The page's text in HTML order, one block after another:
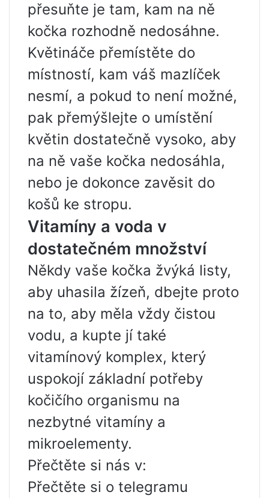
přesuňte je tam, kam na ně
kočka rozhodně nedosáhne.
Květináče přemístěte do
místností, kam váš mazlíček
nesmí, a pokud to není možné,
pak přemýšlejte o umístění
květin dostatečně vysoko, aby
na ně vaše kočka nedosáhla,
nebo je dokonce zavěsit do
košů ke stropu.
Vitamíny a voda v
dostatečném množství
Někdy vaše kočka žvýká listy,
aby uhasila žízeň, dbejte proto
na to, aby měla vždy čistou
vodu, a kupte jí také
vitamínový komplex, který
uspokojí základní potřeby
kočičího organismu na
nezbytné vitamíny a
mikroelementy.
Přečtěte si nás v:
Přečtěte si o telegramu